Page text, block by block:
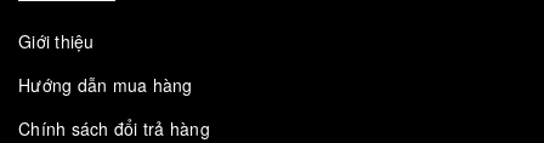
Giới thiệu
Hướng dẫn mua hàng
Chính sách đổi trả hàng